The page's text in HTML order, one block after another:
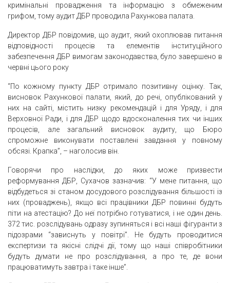
кримінальні провадження та інформацію з обмеженим
грифом, тому аудит ДБР проводила Рахункова палата.
Директор ДБР повідомив, що аудит, який охоплював питання
відповідності процесів та елементів інституційного
забезпечення ДБР вимогам законодавства, було завершено в
червні цього року
“По кожному пункту ДБР отримало позитивну оцінку. Так,
висновок Рахункової палати, який, до речі, опублікований у
них на сайті, містить низку рекомендацій і для Уряду, і для
Верховної Ради, і для ДБР щодо вдосконалення тих чи інших
процесів, але загальний висновок аудиту, що Бюро
спроможне виконувати поставлені завдання у повному
обсязі. Крапка”, – наголосив він.
Говорячи про наслідки, до яких може призвести
реформування ДБР, Сухачов зазначив: “У мене питання, що
відбудеться зі станом досудового розслідування більшості із
них (проваджень), якщо всі працівники ДБР повинні будуть
піти на атестацію? До неї потрібно готуватися, і не один день.
372 тис. розслідувань одразу зупиняться і всі наші фігуранти з
підозрами “зависнуть у повітрі”. Не будуть проводитися
експертизи та якісні слідчі дії, тому що наші співробітники
будуть думати не про розслідування, а про те, де вони
працюватимуть завтра і таке інше”.